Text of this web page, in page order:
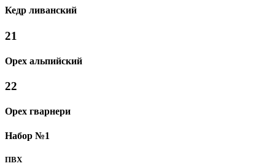
Кедр ливанский
21
Орех альпийский
22
Орех гварнери
Набор №1
ПВХ